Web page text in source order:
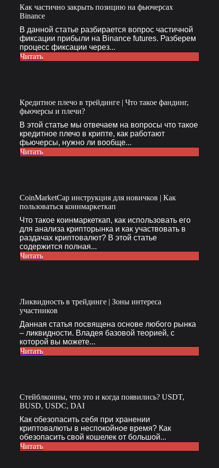
Как частично закрыть позицию на фьючерсах
Binance
В данной статье разбирается вопрос частичной
фиксации прибыли на Binance futures. Разберем
процесс фиксации через...
Читать
Кредитное плечо в трейдинге | Что такое фандинг,
фьючерсы и плечи?
В этой статье мы отвечаем на вопросы что такое
кредитное плечо в крипте, как работают
фьючерсы, нужно ли вообще...
Читать
CoinMarketCap инструкция для новичков | Как
пользоваться коинмаркеткап
Что такое коинмаркеткап, как использовать его
для анализа крипторынка и как участвовать в
раздачах криптовалют? В этой статье
содержится полная...
Читать
Ликвидность в трейдинге | Зоны интереса
участников
Данная статья посвящена основе любого рынка
– ликвидности. Владея базовой теорией, с
которой вы можете...
Читать
Стейблкоины, что это и когда появились? USDT,
BUSD, USDC, DAI
Как обезопасить себя при хранении
криптовалюты в неспокойное время? Как
обезопасить свой кошелек от большой...
Читать